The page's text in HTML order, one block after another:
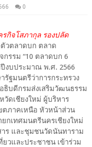
0
รกิจโสภากุล รองปลัด
วตลาดบก ตลาด
รรม “10 ตลาดบก 6
งบประมาณ พ.ศ. 2566
ฐมนตรีว่าการกระทรวง
ธิบดีกรมส่งเสริมวัฒนธรรม
วัดเชียงใหม่ ผู้บริหาร
ภาคเหนือ หัวหน้าส่วน
กเทศมนตรีนครเชียงใหม่
ร และชุมชนวัดนันทาราม
วและประชาชน เข้าร่วม